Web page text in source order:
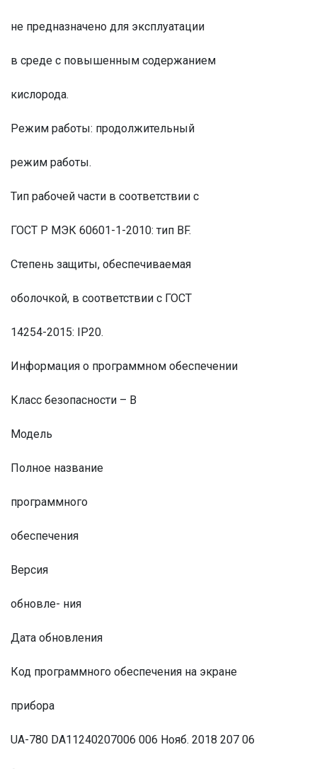
не предназначено для эксплуатации
в среде с повышенным содержанием
кислорода.
Режим работы: продолжительный
режим работы.
Тип рабочей части в соответствии с
ГОСТ Р МЭК 60601-1-2010: тип BF.
Степень защиты, обеспечиваемая
оболочкой, в соответствии с ГОСТ
14254-2015: IP20.
Информация о программном обеспечении
Класс безопасности – B
Модель
Полное название
программного
обеспечения
Версия
обновле- ния
Дата обновления
Код программного обеспечения на экране
прибора
UA-780 DA11240207006 006 Нояб. 2018 207 06